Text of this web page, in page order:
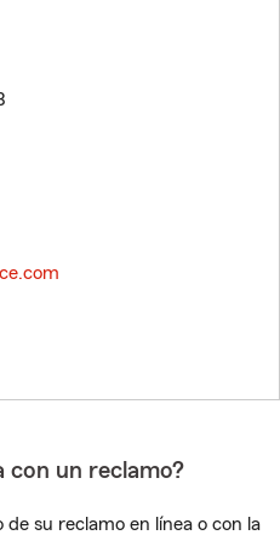
con un reclamo?
de su reclamo en línea o con la